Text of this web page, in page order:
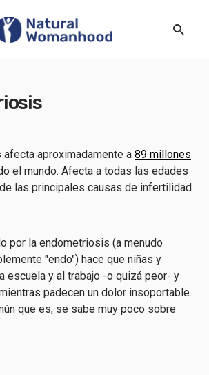
aproximadamente a 89 millones
el mundo. Afecta a todas las edades
las principales causas de infertilidad
por la endometriosis (a menudo
"endo") hace que niñas y
escuela y al trabajo -o quizá peor- y
padecen un dolor insoportable.
que es, se sabe muy poco sobre